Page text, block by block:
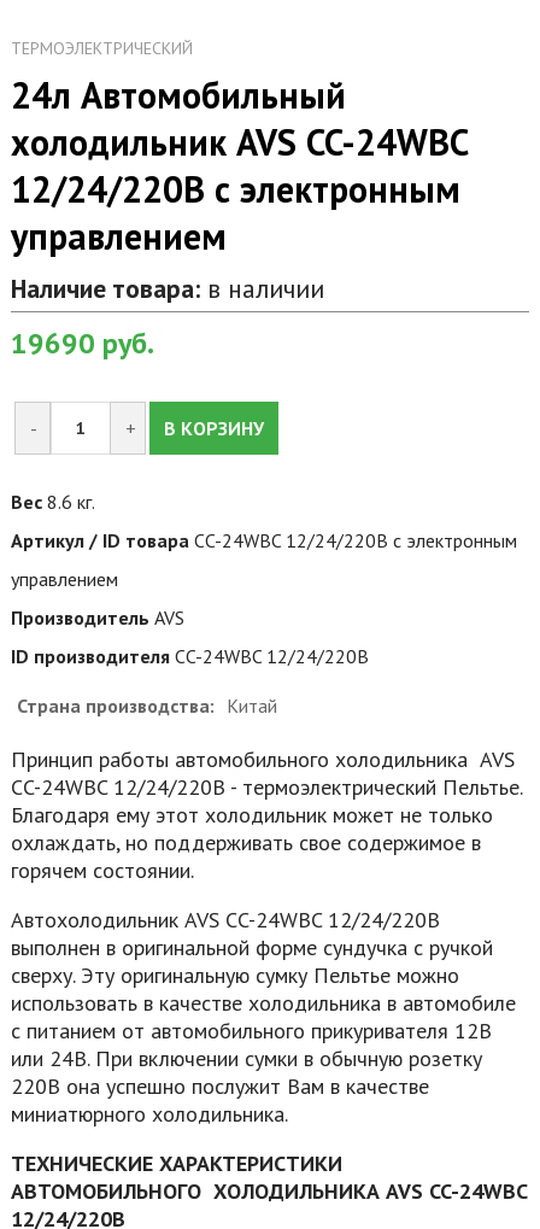
ТЕРМОЭЛЕКТРИЧЕСКИЙ
24л Автомобильный
холодильник AVS CC-24WBC
12/24/220В с электронным
управлением
Наличие товара:в наличии
19690 руб.
- + В КОРЗИНУ
Вес 8.6 кг.
Артикул / ID товара CC-24WBC 12/24/220В с электронным
управлением
Производитель AVS
ID производителя CC-24WBC 12/24/220В
Страна производства: Китай
Принцип работы автомобильного холодильника AVS
CC-24WBC 12/24/220В - термоэлектрический Пельтье.
Благодаря ему этот холодильник может не только
охлаждать, но поддерживать свое содержимое в
горячем состоянии.
Автохолодильник AVS CC-24WBC 12/24/220В
выполнен в оригинальной форме сундучка с ручкой
сверху. Эту оригинальную сумку Пельтье можно
использовать в качестве холодильника в автомобиле
с питанием от автомобильного прикуривателя 12В
или 24В. При включении сумки в обычную розетку
220В она успешно послужит Вам в качестве
миниатюрного холодильника.
ТЕХНИЧЕСКИЕ ХАРАКТЕРИСТИКИ
АВТОМОБИЛЬНОГО ХОЛОДИЛЬНИКА AVS CC-24WBC
12/24/220В